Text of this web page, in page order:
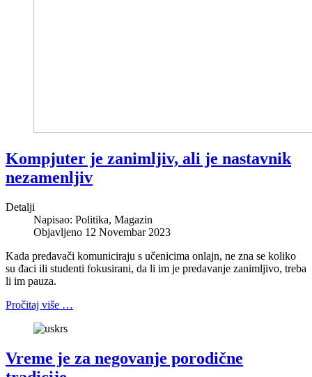
Kompjuter je zanimljiv, ali je nastavnik
nezamenljiv
Detalji
Napisao: Politika, Magazin
Objavljeno 12 Novembar 2023
Kada predavači komuniciraju s učenicima onlajn, ne zna se koliko
su đaci ili studenti fokusirani, da li im je predavanje zanimljivo, treba
li im pauza.
Pročitaj više …
Vreme je za negovanje porodične